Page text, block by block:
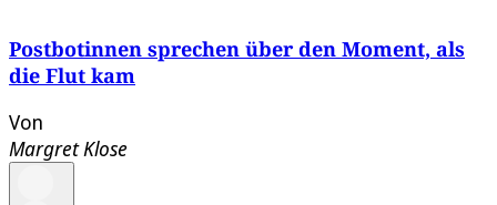
Postbotinnen sprechen über den Moment, als
die Flut kam
Von
Margret Klose